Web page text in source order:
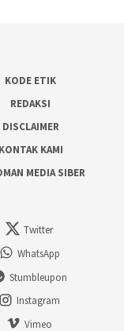
KODE ETIK
REDAKSI
DISCLAIMER
KONTAK KAMI
MEDIA SIBER
Twitter
WhatsApp
Stumbleupon
Instagram
Vimeo